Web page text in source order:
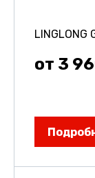
LINGLONG
от 3